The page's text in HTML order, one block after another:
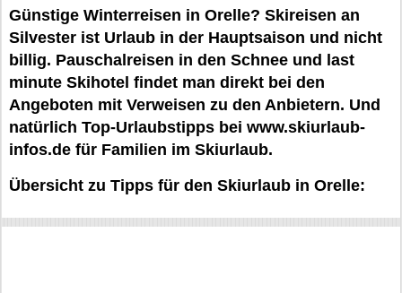
Günstige Winterreisen in Orelle? Skireisen an
Silvester ist Urlaub in der Hauptsaison und nicht
billig. Pauschalreisen in den Schnee und last
minute Skihotel findet man direkt bei den
Angeboten mit Verweisen zu den Anbietern. Und
natürlich Top-Urlaubstipps bei www.skiurlaub-
infos.de für Familien im Skiurlaub.
Übersicht zu Tipps für den Skiurlaub in Orelle: